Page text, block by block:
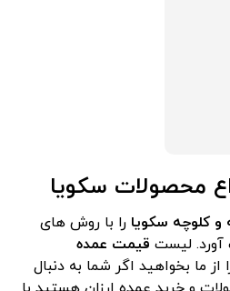
محصولات سکویا
و کلوچه سکویا را با روش های
لیست قیمت عمده
از ما بخواهید اگر شما به دنبال